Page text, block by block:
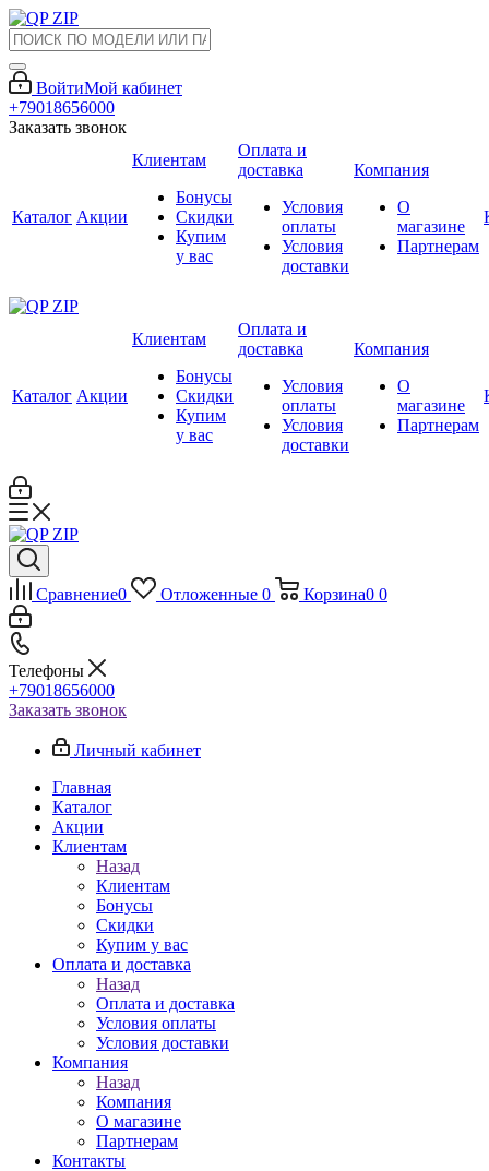
ВойтиМой кабинет
+79018656000
Заказать звонок
Каталог Акции
Клиентам
Бонусы
Скидки
Купим
у вас
Оплата и
доставка
Условия
оплаты
Условия
доставки
Компания
О
магазине
Партнерам
Каталог Акции
Клиентам
Бонусы
Скидки
Купим
у вас
Оплата и
доставка
Условия
оплаты
Условия
доставки
Компания
О
магазине
Партнерам
Сравнение0 Отложенные 0 Корзина0 0
Телефоны
+79018656000
Заказать звонок
Личный кабинет
Главная
Каталог
Акции
Клиентам
Назад
Клиентам
Бонусы
Скидки
Купим у вас
Оплата и доставка
Назад
Оплата и доставка
Условия оплаты
Условия доставки
Компания
Назад
Компания
О магазине
Партнерам
Контакты